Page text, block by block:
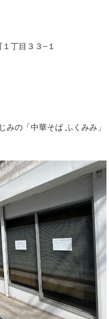
丁目３３−１
みの「中華そば ふくみみ」